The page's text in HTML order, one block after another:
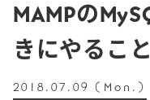
MAMPの
きにやること
2018.07.09 (Mon.)